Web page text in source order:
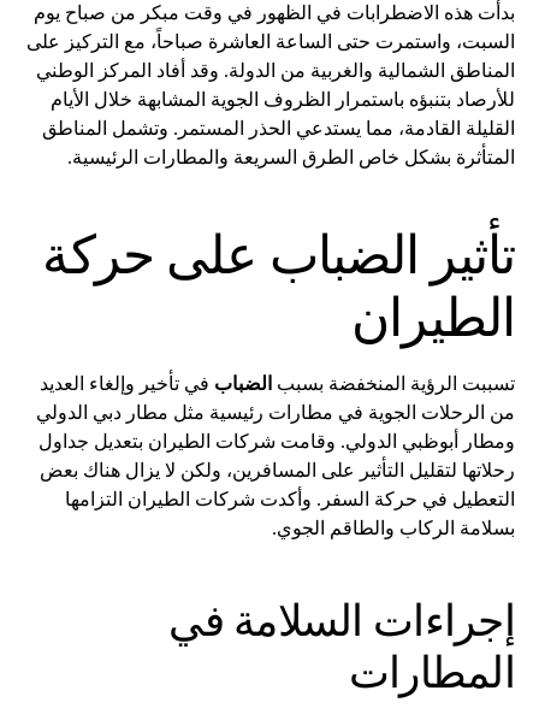
بدأت هذه الاضطرابات في الظهور في وقت مبكر من صباح يوم
السبت، واستمرت حتى الساعة العاشرة صباحاً، مع التركيز على
المناطق الشمالية والغربية من الدولة. وقد أفاد المركز الوطني
للأرصاد بتنبؤه باستمرار الظروف الجوية المشابهة خلال الأيام
القليلة القادمة، مما يستدعي الحذر المستمر. وتشمل المناطق
المتأثرة بشكل خاص الطرق السريعة والمطارات الرئيسية.
تأثير الضباب على حركة
الطيران
تسببت الرؤية المنخفضة بسبب الضباب في تأخير وإلغاء العديد
من الرحلات الجوية في مطارات رئيسية مثل مطار دبي الدولي
ومطار أبوظبي الدولي. وقامت شركات الطيران بتعديل جداول
رحلاتها لتقليل التأثير على المسافرين، ولكن لا يزال هناك بعض
التعطيل في حركة السفر. وأكدت شركات الطيران التزامها
بسلامة الركاب والطاقم الجوي.
إجراءات السلامة في
المطارات